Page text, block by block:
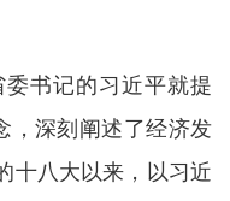
书记的习近平就提
，深刻阐述了经济发
十八大以来，以习近